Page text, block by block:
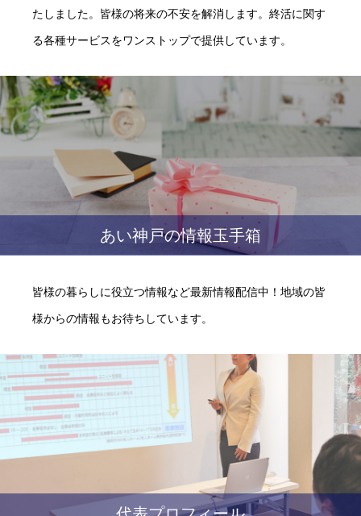
たしました。皆様の将来の不安を解消します。終活に関す
る各種サービスをワンストップで提供しています。
あい神戸の情報玉手箱
皆様の暮らしに役立つ情報など最新情報配信中！地域の皆
様からの情報もお待ちしています。